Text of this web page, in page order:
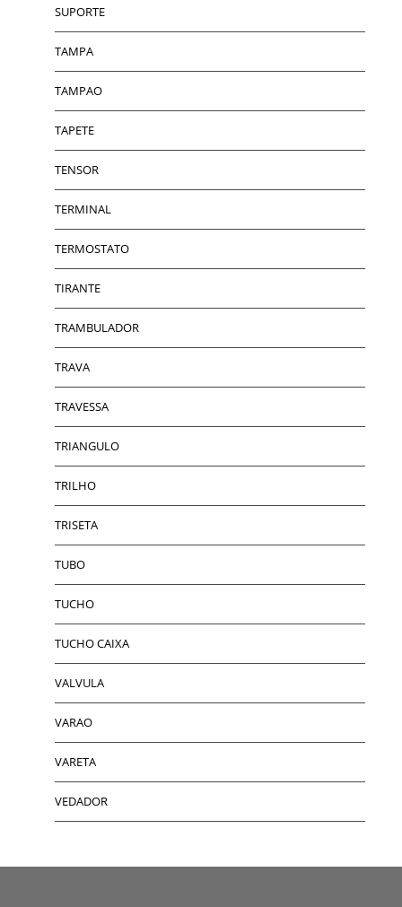
SUPORTE
TAMPA
TAMPAO
TAPETE
TENSOR
TERMINAL
TERMOSTATO
TIRANTE
TRAMBULADOR
TRAVA
TRAVESSA
TRIANGULO
TRILHO
TRISETA
TUBO
TUCHO
TUCHO CAIXA
VALVULA
VARAO
VARETA
VEDADOR